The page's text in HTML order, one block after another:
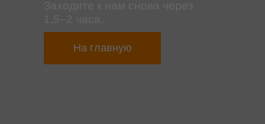
На главную